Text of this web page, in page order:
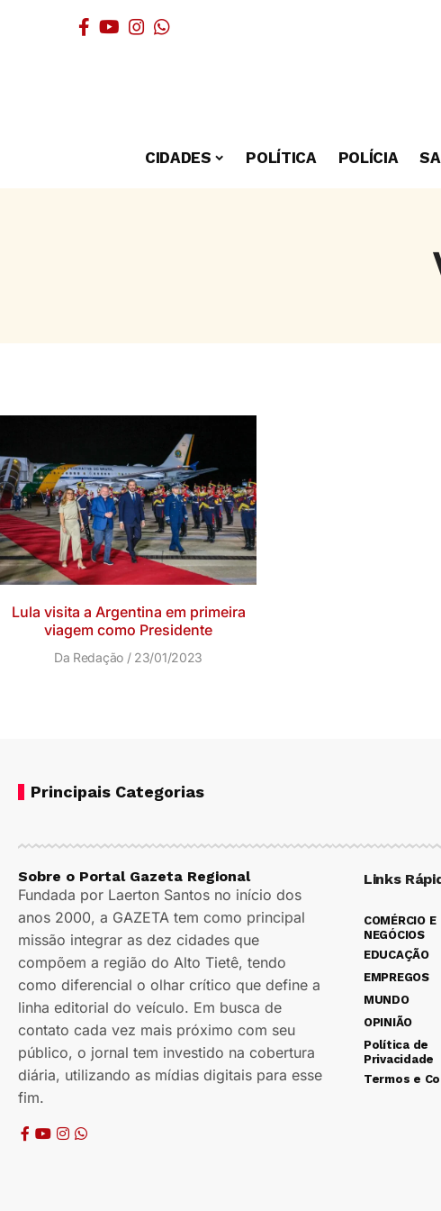
CIDADES POLÍTICA POLÍCIA
Lula visita a Argentina em primeira
viagem como Presidente
Da Redação 23/01/2023
Principais Categorias
Sobre o Portal Gazeta Regional
Fundada por Laerton Santos no início dos
anos 2000, a GAZETA tem como principal
missão integrar as dez cidades que
compõem a região do Alto Tietê, tendo
como diferencial o olhar crítico que define a
linha editorial do veículo. Em busca de
contato cada vez mais próximo com seu
público, o jornal tem investido na cobertura
diária, utilizando as mídias digitais para esse
fim.
Links
COMÉRCIO E
NEGÓCIOS
EDUCAÇÃO
EMPREGOS
MUNDO
OPINIÃO
Política de
Privacidade
Termos e